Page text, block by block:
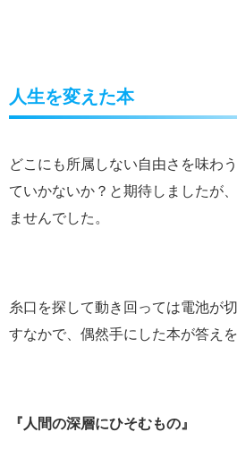
人生を変えた本
どこにも所属しない自由さを味わ
ていかないか？と期待しましたが
ませんでした。
糸口を探して動き回っては電池が
すなかで、偶然手にした本が答えを
『人間の深層にひそむもの』